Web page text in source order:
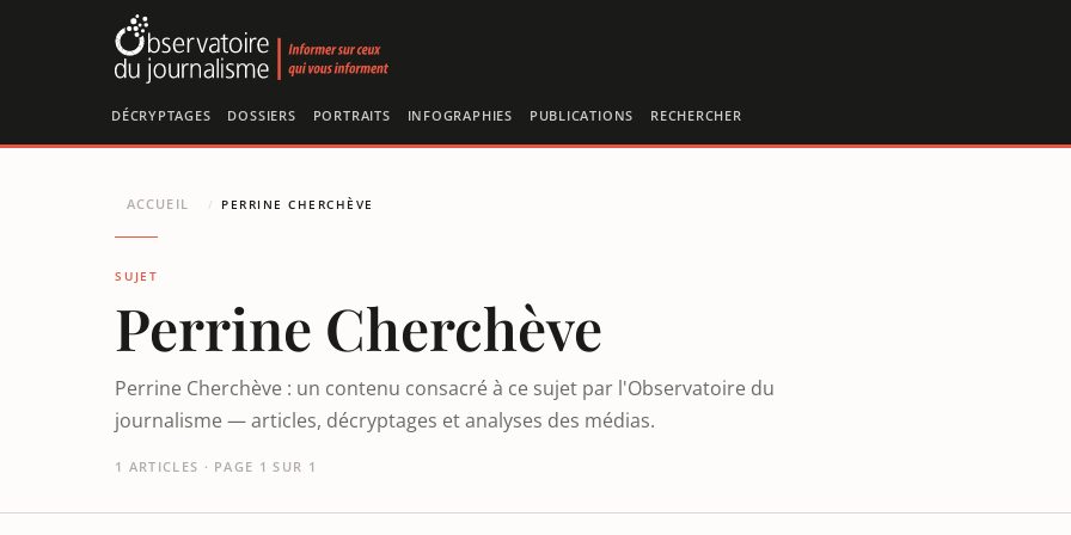
DÉCRYPTAGES DOSSIERS PORTRAITS INFOGRAPHIES PUBLICATIONS RECHERCHER
ACCUEIL / PERRINE CHERCHÈVE
SUJET
Perrine Cherchève
Perrine Cherchève : un contenu consacré à ce sujet par l'Observatoire du
journalisme — articles, décryptages et analyses des médias.
1 ARTICLES · PAGE 1 SUR 1
Panneau de gestion des cookies